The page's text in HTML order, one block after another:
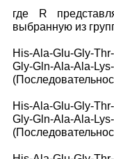
где R
выбранную из
His-Ala-Glu-Gly-
Gly-Gln-Ala-Ala-
His-Ala-Glu-Gly-
Gly-Gln-Ala-Ala-